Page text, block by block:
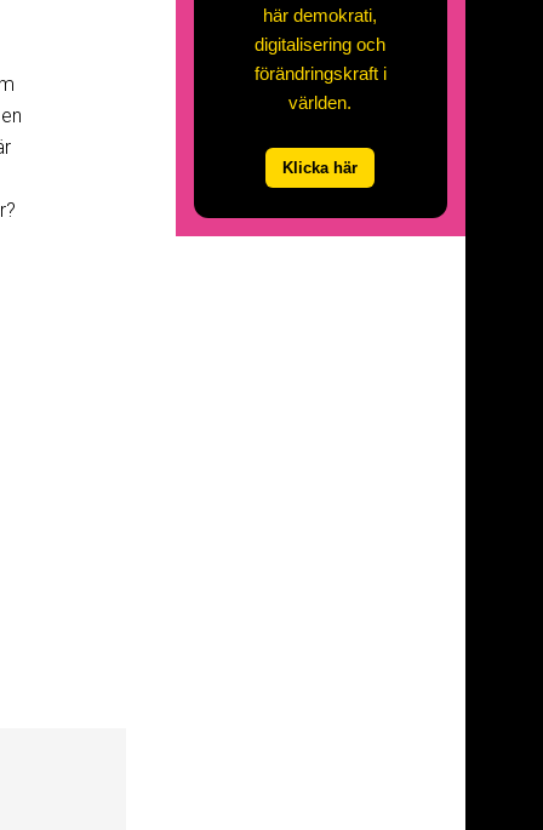
här demokrati,
digitalisering och
förändringskraft i
världen.
Klicka här